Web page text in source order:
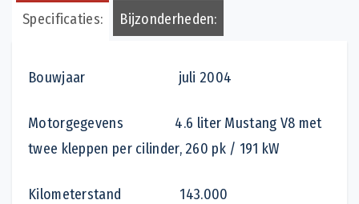
Specificaties: Bijzonderheden:
Bouwjaar juli 2004
Motorgegevens 4.6 liter Mustang V8 met
twee kleppen per cilinder, 260 pk / 191 kW
Kilometerstand 143.000